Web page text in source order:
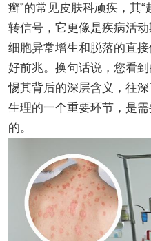
癣”的常见皮肤科顽疾，其
转信号，它更像是疾病活
细胞异常增生和脱落的直
好前兆。换句话说，您看
惕其背后的深层含义，往
生理的一个重要环节，是
的。